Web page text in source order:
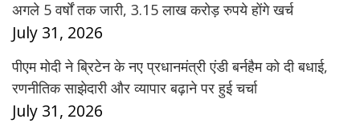
अगले 5 वर्षों तक जारी, 3.15 लाख करोड़ रुपये होंगे खर्च
July 31, 2026
पीएम मोदी ने ब्रिटेन के नए प्रधानमंत्री एंडी बर्नहैम को दी बधाई,
रणनीतिक साझेदारी और व्यापार बढ़ाने पर हुई चर्चा
July 31, 2026